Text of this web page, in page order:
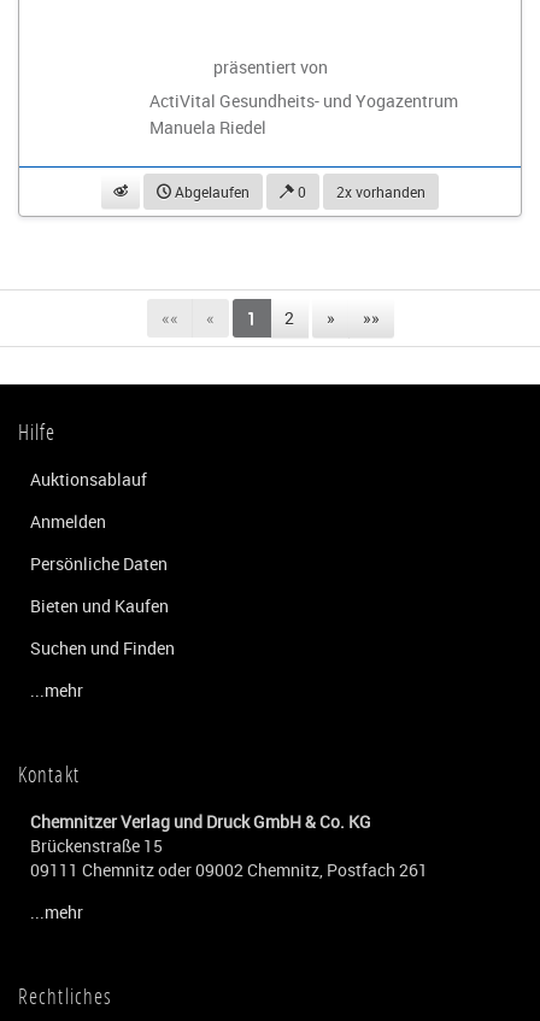
präsentiert von
ActiVital Gesundheits- und Yogazentrum
Manuela Riedel
beobachtenAbgelaufen 0 2x vorhanden
«« « 1 2 » »»
Hilfe
Auktionsablauf
Anmelden
Persönliche Daten
Bieten und Kaufen
Suchen und Finden
...mehr
Kontakt
Chemnitzer Verlag und Druck GmbH & Co. KG
Brückenstraße 15
09111 Chemnitz oder 09002 Chemnitz, Postfach 261
...mehr
Rechtliches